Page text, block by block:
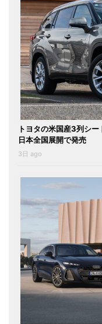
トヨタの米国産3列シ
日本全国展開で発売
3日 ago